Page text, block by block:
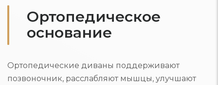
Ортопедическое
основание
Ортопедические диваны поддерживают
позвоночник, расслабляют мышцы, улучшают